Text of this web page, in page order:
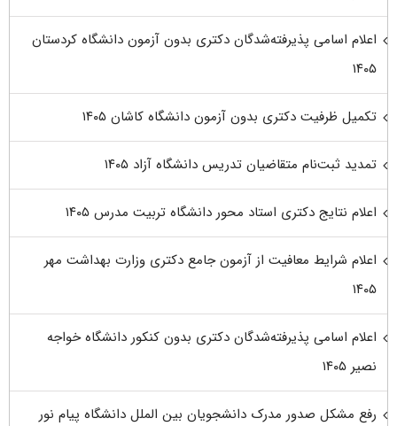
اعلام اسامی پذیرفته‌شدگان دکتری بدون آزمون دانشگاه کردستان
۱۴۰۵
تکمیل ظرفیت دکتری بدون آزمون دانشگاه کاشان ۱۴۰۵
تمدید ثبت‌نام متقاضیان تدریس دانشگاه آزاد ۱۴۰۵
اعلام نتایج دکتری استاد محور دانشگاه تربیت مدرس ۱۴۰۵
اعلام شرایط معافیت از آزمون جامع دکتری وزارت بهداشت مهر
۱۴۰۵
اعلام اسامی پذیرفته‌شدگان دکتری بدون کنکور دانشگاه خواجه
نصیر ۱۴۰۵
رفع مشکل صدور مدرک دانشجویان بین الملل دانشگاه پیام نور